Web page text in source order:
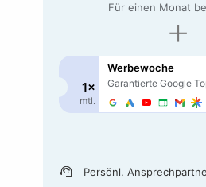
Für einen Monat
+
1×
mtl.
Werbewoche
Garantierte Google
support_agent Persönl.